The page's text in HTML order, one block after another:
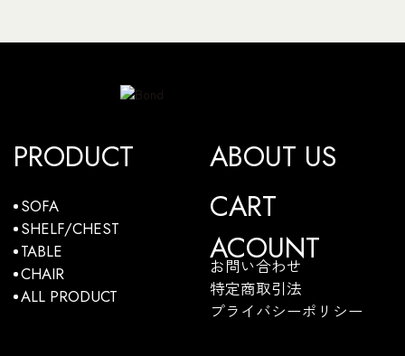
PRODUCT
SOFA
SHELF/CHEST
TABLE
CHAIR
ALL PRODUCT
ABOUT US
CART
ACOUNT
お問い合わせ
特定商取引法
プライバシーポリシー